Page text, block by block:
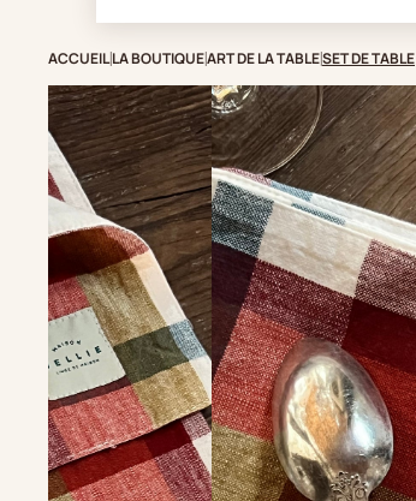
ACCUEIL|LA BOUTIQUE|ART DE LA TABLE|SET DE TABLE